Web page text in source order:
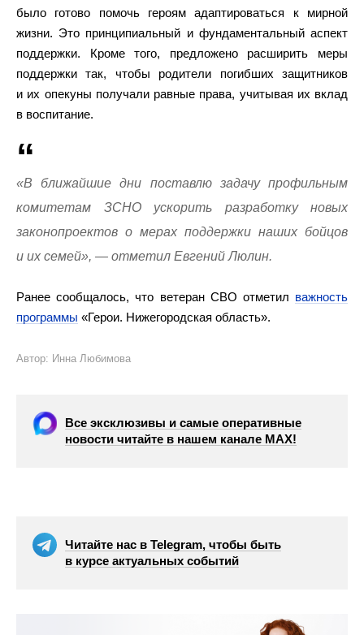
было готово помочь героям адаптироваться к мирной
жизни. Это принципиальный и фундаментальный аспект
поддержки. Кроме того, предложено расширить меры
поддержки так, чтобы родители погибших защитников
и их опекуны получали равные права, учитывая их вклад
в воспитание.
«В ближайшие дни поставлю задачу профильным
комитетам ЗСНО ускорить разработку новых
законопроектов о мерах поддержки наших бойцов
и их семей», — отметил Евгений Люлин.
Ранее сообщалось, что ветеран СВО отметил важность
программы «Герои. Нижегородская область».
Автор: Инна Любимова
Все эксклюзивы и самые оперативные
новости читайте в нашем канале МАХ!
Читайте нас в Telegram, чтобы быть
в курсе актуальных событий